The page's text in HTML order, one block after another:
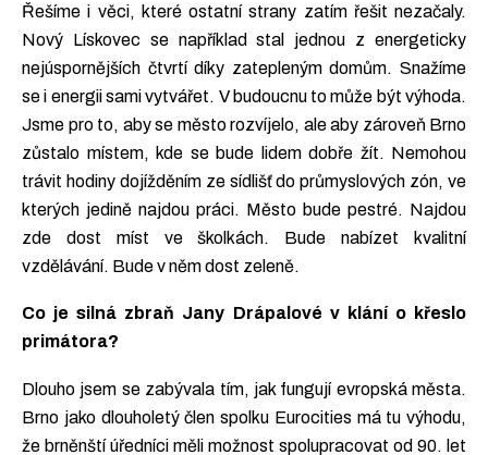
Řešíme i věci, které ostatní strany zatím řešit nezačaly.
Nový Lískovec se například stal jednou z energeticky
nejúspornějších čtvrtí díky zatepleným domům. Snažíme
se i energii sami vytvářet. V budoucnu to může být výhoda.
Jsme pro to, aby se město rozvíjelo, ale aby zároveň Brno
zůstalo místem, kde se bude lidem dobře žít. Nemohou
trávit hodiny dojížděním ze sídlišť do průmyslových zón, ve
kterých jedině najdou práci. Město bude pestré. Najdou
zde dost míst ve školkách. Bude nabízet kvalitní
vzdělávání. Bude v něm dost zeleně.
Co je silná zbraň Jany Drápalové v klání o křeslo
primátora?
Dlouho jsem se zabývala tím, jak fungují evropská města.
Brno jako dlouholetý člen spolku Eurocities má tu výhodu,
že brněnští úředníci měli možnost spolupracovat od 90. let